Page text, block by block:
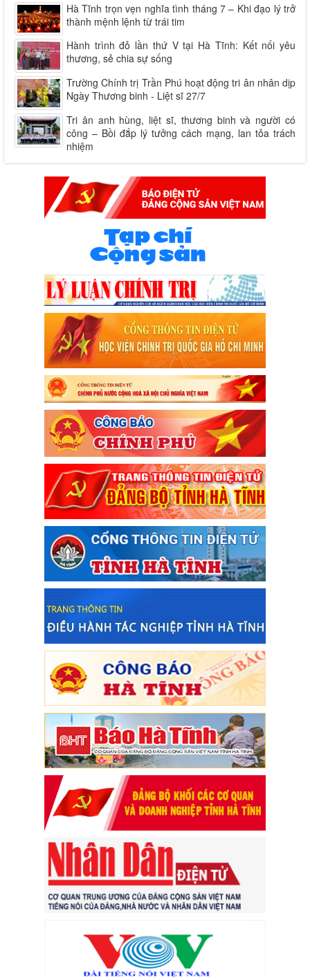
Hà Tĩnh trọn vẹn nghĩa tình tháng 7 – Khi đạo lý trở
thành mệnh lệnh từ trái tim
Hành trình đỏ lần thứ V tại Hà Tĩnh: Kết nối yêu
thương, sẻ chia sự sống
Trường Chính trị Trần Phú hoạt động tri ân nhân dịp
Ngày Thương binh - Liệt sĩ 27/7
Tri ân anh hùng, liệt sĩ, thương binh và người có
công – Bồi đắp lý tưởng cách mạng, lan tỏa trách
nhiệm